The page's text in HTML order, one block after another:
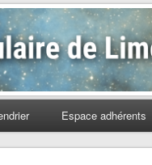
Espace adhérents